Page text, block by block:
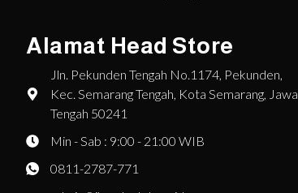
Alamat Head Store
Jln. Pekunden Tengah No.1174, Pekunden,
Kec. Semarang Tengah, Kota Semarang, Jawa
Tengah 50241
Min - Sab : 9:00 - 21:00 WIB
0811-2787-771